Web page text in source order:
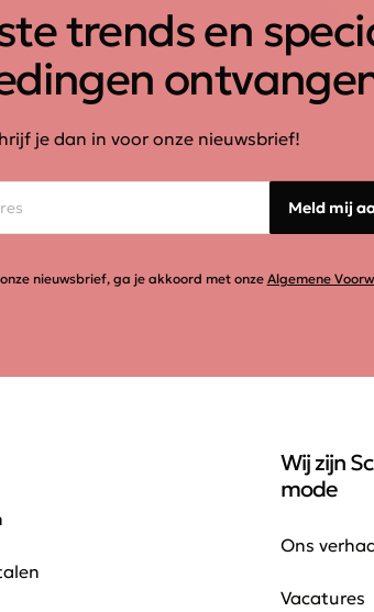
trends en
je dan in voor onze nieuwsbrief!
Meld mij
nieuwsbrief, ga je akkoord met onzeAlgemene
Wij zijn
mode
Ons
Vacatures